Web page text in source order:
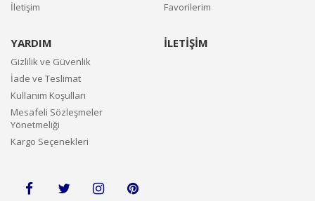
İletişim
Favorilerim
YARDIM
Gizlilik ve Güvenlik
İade ve Teslimat
Kullanım Koşulları
Mesafeli Sözleşmeler
Yönetmeliği
Kargo Seçenekleri
İLETİŞİM